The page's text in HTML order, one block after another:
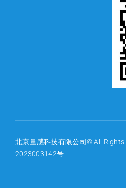
北京量感科技有限公司© All Rights
2023003142号